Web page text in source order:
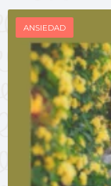
ANSIEDAD